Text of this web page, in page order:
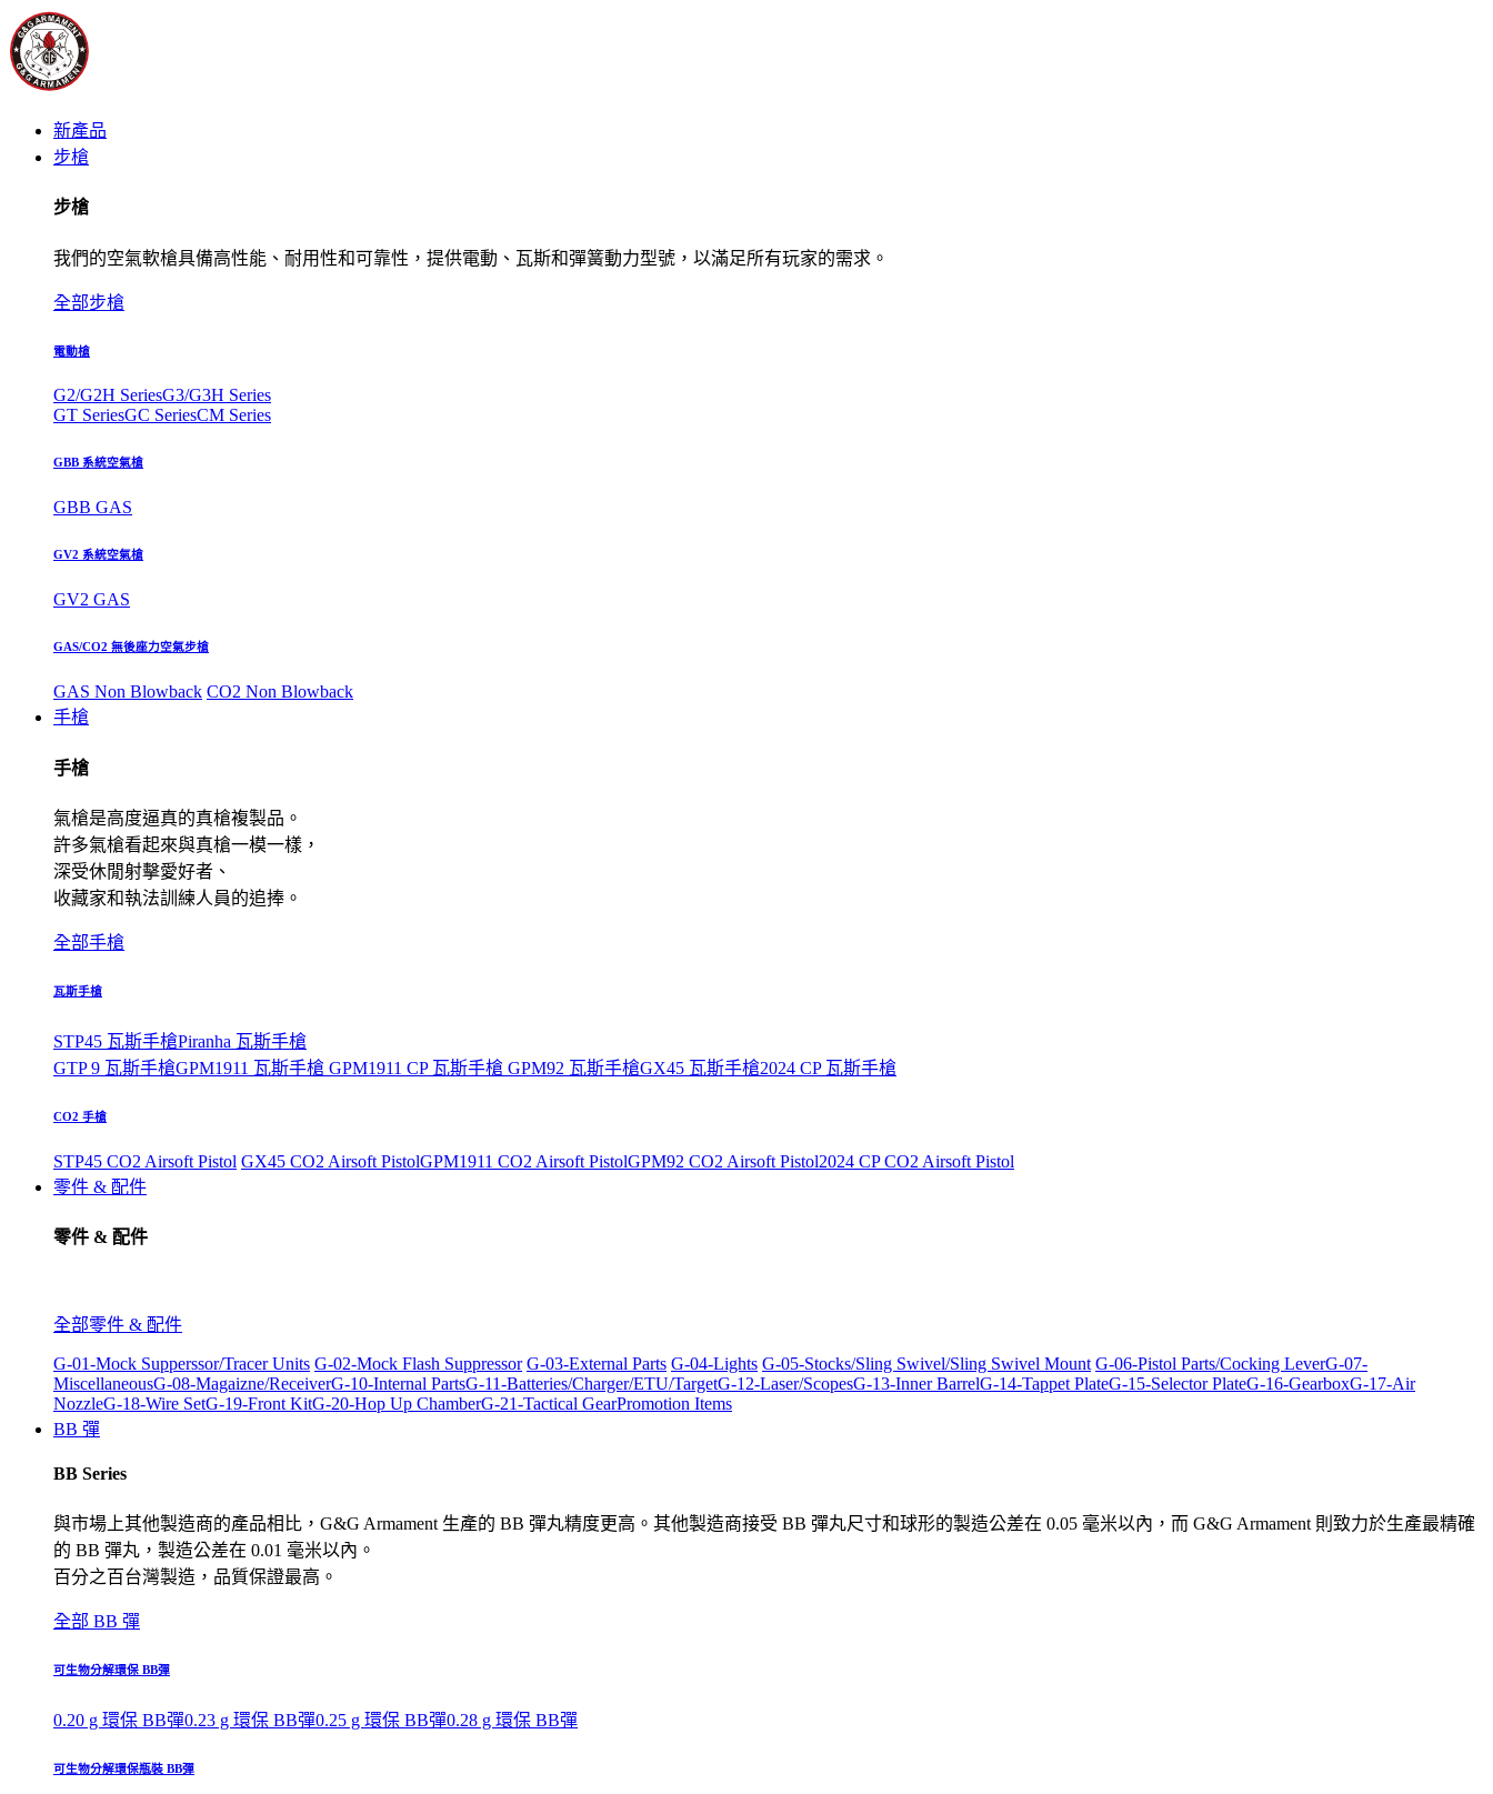
新產品
步槍
步槍
我們的空氣軟槍具備高性能、耐用性和可靠性，提供電動、瓦斯和彈簧動力型號，以滿足所有玩家的需求。
全部步槍
電動槍
G2/G2H SeriesG3/G3H Series
GT SeriesGC SeriesCM Series
GBB 系統空氣槍
GBB GAS
GV2 系統空氣槍
GV2 GAS
GAS/CO2 無後座力空氣步槍
GAS Non Blowback CO2 Non Blowback
手槍
手槍
氣槍是高度逼真的真槍複製品。
許多氣槍看起來與真槍一模一樣，
深受休閒射擊愛好者、
收藏家和執法訓練人員的追捧。
全部手槍
瓦斯手槍
STP45 瓦斯手槍Piranha 瓦斯手槍
GTP 9 瓦斯手槍GPM1911 瓦斯手槍 GPM1911 CP 瓦斯手槍 GPM92 瓦斯手槍GX45 瓦斯手槍2024 CP 瓦斯手槍
CO2 手槍
STP45 CO2 Airsoft Pistol GX45 CO2 Airsoft PistolGPM1911 CO2 Airsoft PistolGPM92 CO2 Airsoft Pistol2024 CP CO2 Airsoft Pistol
零件 & 配件
零件 & 配件
全部零件 & 配件
G-01-Mock Supperssor/Tracer Units G-02-Mock Flash Suppressor G-03-External Parts G-04-Lights G-05-Stocks/Sling Swivel/Sling Swivel Mount G-06-Pistol Parts/Cocking LeverG-07-
MiscellaneousG-08-Magaizne/ReceiverG-10-Internal PartsG-11-Batteries/Charger/ETU/TargetG-12-Laser/ScopesG-13-Inner BarrelG-14-Tappet PlateG-15-Selector PlateG-16-GearboxG-17-Air
NozzleG-18-Wire SetG-19-Front KitG-20-Hop Up ChamberG-21-Tactical GearPromotion Items
BB 彈
BB Series
與市場上其他製造商的產品相比，G&G Armament 生產的 BB 彈丸精度更高。其他製造商接受 BB 彈丸尺寸和球形的製造公差在 0.05 毫米以內，而 G&G Armament 則致力於生產最精確
的 BB 彈丸，製造公差在 0.01 毫米以內。
百分之百台灣製造，品質保證最高。
全部 BB 彈
可生物分解環保 BB彈
0.20 g 環保 BB彈0.23 g 環保 BB彈0.25 g 環保 BB彈0.28 g 環保 BB彈
可生物分解環保瓶裝 BB彈